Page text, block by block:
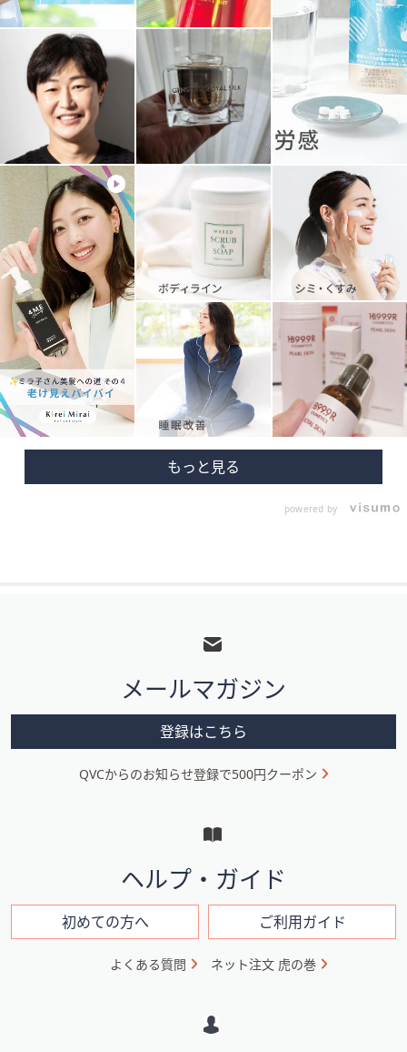
powered by
メ
ニ
ン
メールマガジン
登録はこちら
QVCからのお知らせ登録で500円クーポン
ヘルプ・ガイド
初めての方へ ご利用ガイド
よくある質問 ネット注文 虎の巻